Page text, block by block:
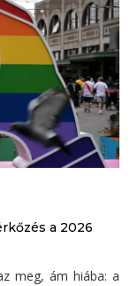
a 2026
meg, ám hiába: a